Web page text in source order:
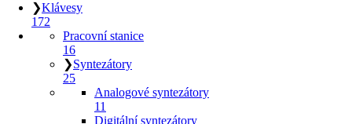
❯Klávesy
172
Pracovní stanice
16
❯Syntezátory
25
Analogové syntezátory
11
Digitální syntezátory